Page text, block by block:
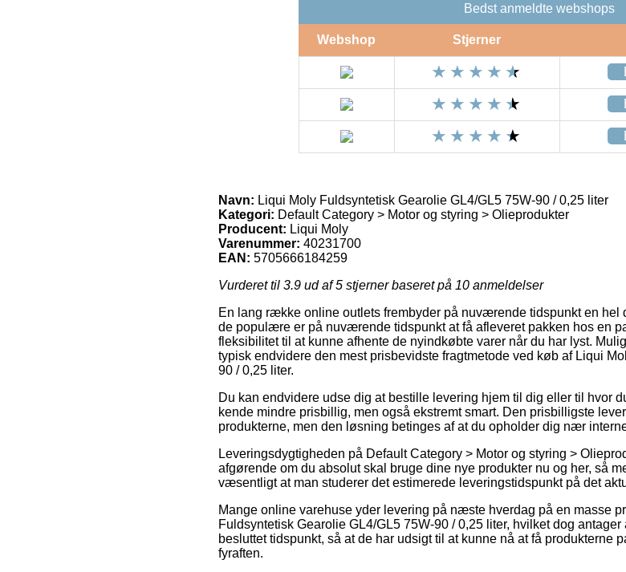
Bedst anmeldte webshops
Webshop Stjerner
Navn: Liqui Moly Fuldsyntetisk Gearolie GL4/GL5 75W-90 / 0,25 liter
Kategori: Default Category > Motor og styring > Olieprodukter
Producent: Liqui Moly
Varenummer: 40231700
EAN: 5705666184259
Vurderet til 3.9 ud af 5 stjerner baseret på 10 anmeldelser
En lang række online outlets frembyder på nuværende tidspunkt en hel
de populære er på nuværende tidspunkt at få afleveret pakken hos en
fleksibilitet til at kunne afhente de nyindkøbte varer når du har lyst.
typisk endvidere den mest prisbevidste fragtmetode ved køb af Liqui
90 / 0,25 liter.
Du kan endvidere udse dig at bestille levering hjem til dig eller til hvor
kende mindre prisbillig, men også ekstremt smart. Den prisbilligste
produkterne, men den løsning betinges af at du opholder dig nær
Leveringsdygtigheden på Default Category > Motor og styring >
afgørende om du absolut skal bruge dine nye produkter nu og her, så
væsentligt at man studerer det estimerede leveringstidspunkt på det
Mange online varehuse yder levering på næste hverdag på en masse
Fuldsyntetisk Gearolie GL4/GL5 75W-90 / 0,25 liter, hvilket dog
besluttet tidspunkt, så at de har udsigt til at kunne nå at få produkterne
fyraften.